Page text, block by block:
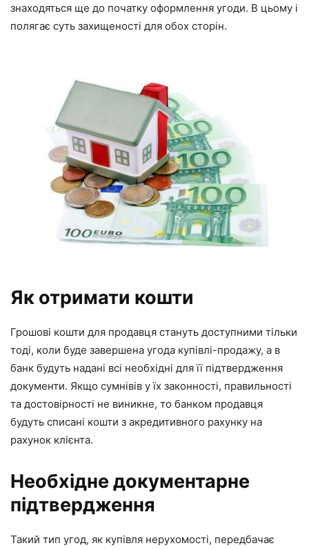
знаходяться ще до початку оформлення угоди. В цьому і
полягає суть захищеності для обох сторін.
Як отримати кошти
Грошові кошти для продавця стануть доступними тільки
тоді, коли буде завершена угода купівлі-продажу, а в
банк будуть надані всі необхідні для її підтвердження
документи. Якщо сумнівів у їх законності, правильності
та достовірності не виникне, то банком продавця
будуть списані кошти з акредитивного рахунку на
рахунок клієнта.
Необхідне документарне
підтвердження
Такий тип угод, як купівля нерухомості, передбачає